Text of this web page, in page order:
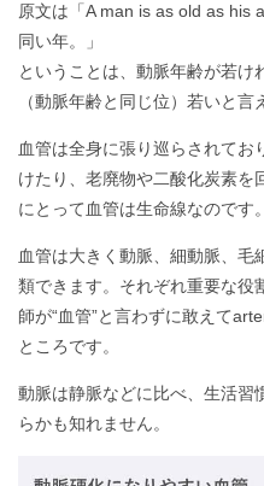
原文は「A man is as old as his
同い年。」
ということは、動脈年齢が若け
（動脈年齢と同じ位）若いと言
血管は全身に張り巡らされてお
けたり、老廃物や二酸化炭素を
にとって血管は生命線なのです。
血管は大きく動脈、細動脈、
類できます。それぞれ重要な役
師が“血管”と言わずに敢えて
ところです。
動脈は静脈などに比べ、生活習
らかも知れません。